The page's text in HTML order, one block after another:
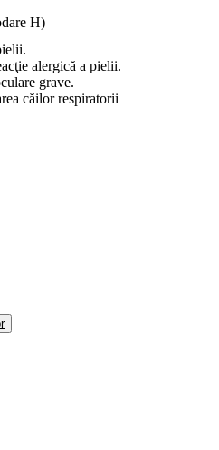
H)
alergică a pielii.
grave.
căilor respiratorii